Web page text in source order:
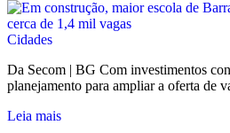
Cidades
Da Secom | BG Com investimentos
planejamento para ampliar a oferta de
Leia mais